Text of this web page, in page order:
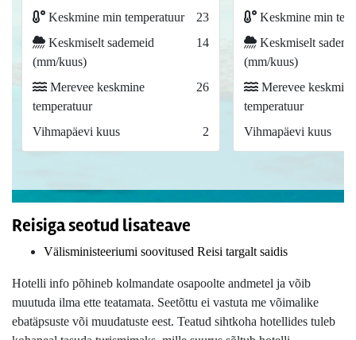
Keskmine min temperatuur
23
Keskmiselt sademeid
(mm/kuus)
14
Merevee keskmine
temperatuur
26
Vihmapäevi kuus 2
Keskmine min
Keskmiselt
(mm/kuus)
Merevee keskmine
temperatuur
Vihmapäevi kuus
Reisiga seotud lisateave
Välisministeeriumi soovitused Reisi targalt saidis
Hotelli info põhineb kolmandate osapoolte andmetel ja võib
muutuda ilma ette teatamata. Seetõttu ei vastuta me võimalike
ebatäpsuste või muudatuste eest. Teatud sihtkoha hotellides tuleb